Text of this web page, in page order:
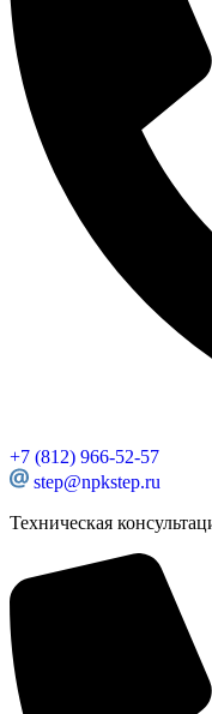
+7 (812) 966-52-57
step@npkstep.ru
Техническая